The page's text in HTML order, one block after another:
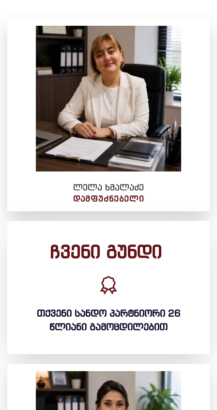
ლელა ხმალაძე
ᲓᲐᲛᲤᲣᲫᲜᲔᲑᲔᲚᲘ
ჩვენი გუნდი
თქვენი სანდო პარტნიორი 26
წლიანი გამოცდილებით